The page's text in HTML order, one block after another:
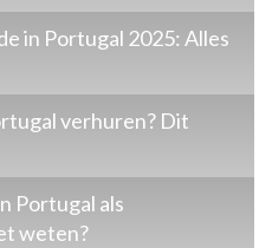
in Portugal 2025: Alles
verhuren? Dit
Portugal als
weten?